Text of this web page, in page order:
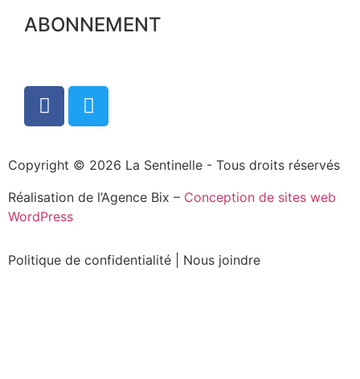
ABONNEMENT
Copyright © 2026 La Sentinelle - Tous droits réservés
Réalisation de l’Agence Bix – Conception de sites web
WordPress
Politique de confidentialité Nous joindre